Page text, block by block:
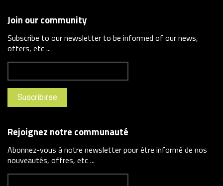
Join our community
Subscribe to our newsletter to be informed of our news,
offers, etc ...
Rejoignez notre communauté
Abonnez-vous à notre newsletter pour être informé de nos
nouveautés, offres, etc ...